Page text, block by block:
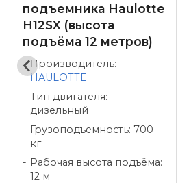
подъемника Haulotte
H12SX (высота
подъёма 12 метров)
Производитель:
HAULOTTE
Тип двигателя:
дизельный
Грузоподъемность: 700
кг
Рабочая высота подъёма:
12 м